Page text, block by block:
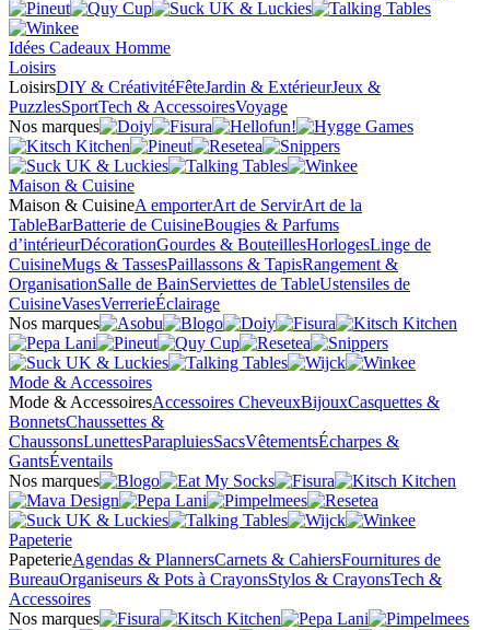
Idées Cadeaux Homme
Loisirs
LoisirsDIY & CréativitéFêteJardin & ExtérieurJeux &
PuzzlesSportTech & AccessoiresVoyage
Nos marques
Maison & Cuisine
Maison & CuisineA emporterArt de ServirArt de la
TableBarBatterie de CuisineBougies & Parfums
d’intérieurDécorationGourdes & BouteillesHorlogesLinge de
CuisineMugs & TassesPaillassons & TapisRangement &
OrganisationSalle de BainServiettes de TableUstensiles de
CuisineVasesVerrerieÉclairage
Nos marques
Mode & Accessoires
Mode & AccessoiresAccessoires CheveuxBijouxCasquettes &
BonnetsChaussettes &
ChaussonsLunettesParapluiesSacsVêtementsÉcharpes &
GantsÉventails
Nos marques
Papeterie
PapeterieAgendas & PlannersCarnets & CahiersFournitures de
BureauOrganiseurs & Pots à CrayonsStylos & CrayonsTech &
Accessoires
Nos marques